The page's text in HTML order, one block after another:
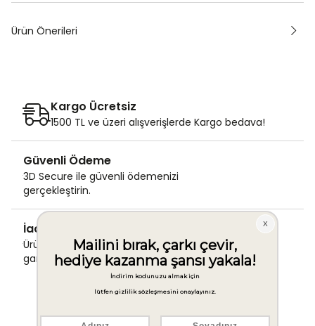
Ürün Önerileri
Kargo Ücretsiz
1500 TL ve üzeri alışverişlerde Kargo bedava!
Güvenli Ödeme
3D Secure ile güvenli ödemenizi
gerçekleştirin.
İade & Değişim Garantisi
Ürünlerinizde sorunsuz iade ve değişim
garantisi.